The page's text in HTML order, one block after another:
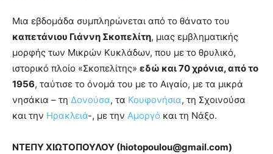
Μια εβδομάδα συμπληρώνεται από το θάνατο του
καπετάνιου Γιάννη Σκοπελίτη, μιας εμβληματικής
μορφής των Μικρών Κυκλάδων, που με το θρυλικό,
ιστορικό πλοίο «Σκοπελίτης» εδώ και 70 χρόνια, από το
1956, ταύτισε το όνομά του με το Αιγαίο, με τα μικρά
νησάκια – τη Δονούσα, τα Κουφονήσια, τη Σχοινούσα
και την Ηρακλειά-, με την Αμοργό και τη Νάξο.
ΝΤΕΠΥ ΧΙΩΤΟΠΟΥΛΟΥ (hiotopoulou@gmail.com)